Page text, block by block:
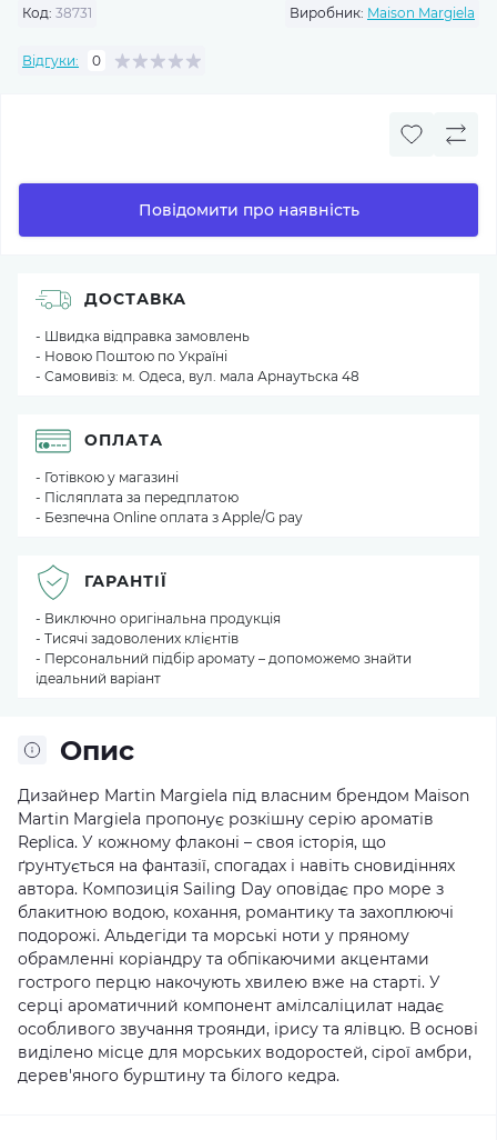
Код: 38731 Виробник: Maison Margiela
Відгуки: 0
Повідомити про наявність
Опис
Дизайнер Martin Margiela під власним брендом Maison
Martin Margiela пропонує розкішну серію ароматів
Replica. У кожному флаконі – своя історія, що
ґрунтується на фантазії, спогадах і навіть сновидіннях
автора. Композиція Sailing Day оповідає про море з
блакитною водою, кохання, романтику та захоплюючі
подорожі. Альдегіди та морські ноти у пряному
обрамленні коріандру та обпікаючими акцентами
гострого перцю накочують хвилею вже на старті. У
серці ароматичний компонент амілсаліцилат надає
особливого звучання троянди, ірису та ялівцю. В основі
виділено місце для морських водоростей, сірої амбри,
дерев'яного бурштину та білого кедра.
ДОСТАВКА
- Швидка відправка замовлень
- Новою Поштою по Україні
- Самовивіз: м. Одеса, вул. мала Арнаутьска 48
ОПЛАТА
- Готівкою у магазині
- Післяплата за передплатою
- Безпечна Online оплата з Apple/G pay
ГАРАНТІЇ
- Виключно оригінальна продукція
- Тисячі задоволених клієнтів
- Персональний підбір аромату – допоможемо знайти
ідеальний варіант